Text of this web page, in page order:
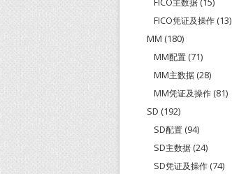
FICO凭证及操作 (13)
MM (180)
MM配置 (71)
MM主数据 (28)
MM凭证及操作 (81)
SD (192)
SD配置 (94)
SD主数据 (24)
SD凭证及操作 (74)